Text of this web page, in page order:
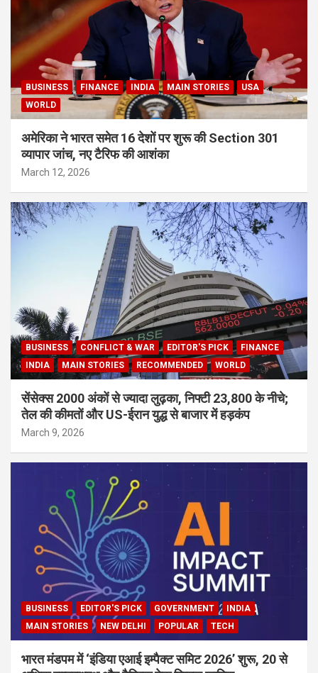
BUSINESS FINANCE INDIA MAIN STORIES
USA
WORLD
अमेरिका ने भारत समेत 16 देशों पर शुरू की Section 301
व्यापार जांच, नए टैरिफ की आशंका
March 12, 2026
BUSINESS CONFLICT & WAR EDITOR'S PICK
FINANCE
INDIA
MAIN STORIES RECOMMENDED WORLD
सेंसेक्स 2000 अंकों से ज्यादा लुढ़का, निफ्टी 23,800 के नीचे;
तेल की कीमतों और US-ईरान युद्ध से बाजार में हड़कंप
March 9, 2026
BUSINESS EDITOR'S PICK GOVERNMENT
INDIA
MAIN STORIES
NEW DELHI POPULAR TECH
भारत मंडपम में ‘इंडिया एआई इम्पैक्ट समिट 2026’ शुरू, 20 से